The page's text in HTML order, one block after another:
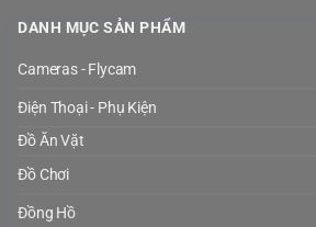
DANH MỤC SẢN PHẨM
Cameras - Flycam
Điện Thoại - Phụ Kiện
Đồ Ăn Vặt
Đồ Chơi
Đồng Hồ